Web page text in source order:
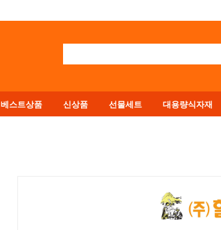
베스트상품 신상품 선물세트 대용량식자재